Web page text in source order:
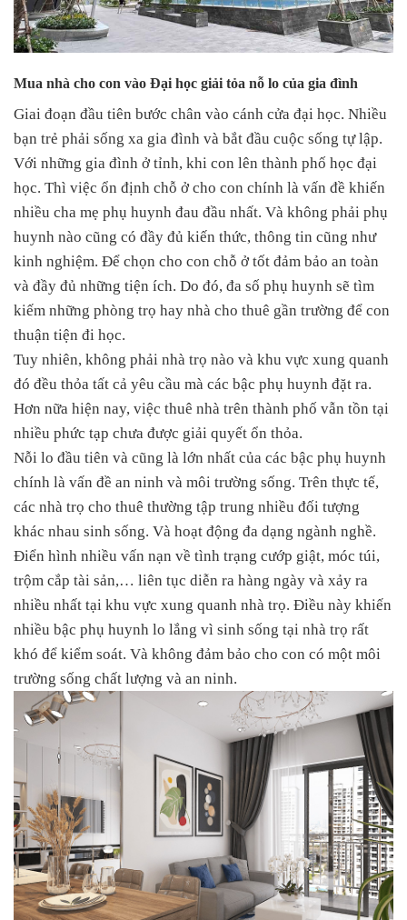
Mua nhà cho con vào Đại học giải tỏa nỗ lo của gia đình
Giai đoạn đầu tiên bước chân vào cánh cửa đại học. Nhiều
bạn trẻ phải sống xa gia đình và bắt đầu cuộc sống tự lập.
Với những gia đình ở tỉnh, khi con lên thành phố học đại
học. Thì việc ổn định chỗ ở cho con chính là vấn đề khiến
nhiều cha mẹ phụ huynh đau đầu nhất. Và không phải phụ
huynh nào cũng có đầy đủ kiến thức, thông tin cũng như
kinh nghiệm. Để chọn cho con chỗ ở tốt đảm bảo an toàn
và đầy đủ những tiện ích. Do đó, đa số phụ huynh sẽ tìm
kiếm những phòng trọ hay nhà cho thuê gần trường để con
thuận tiện đi học.
Tuy nhiên, không phải nhà trọ nào và khu vực xung quanh
đó đều thỏa tất cả yêu cầu mà các bậc phụ huynh đặt ra.
Hơn nữa hiện nay, việc thuê nhà trên thành phố vẫn tồn tại
nhiều phức tạp chưa được giải quyết ổn thỏa.
Nỗi lo đầu tiên và cũng là lớn nhất của các bậc phụ huynh
chính là vấn đề an ninh và môi trường sống. Trên thực tế,
các nhà trọ cho thuê thường tập trung nhiều đối tượng
khác nhau sinh sống. Và hoạt động đa dạng ngành nghề.
Điển hình nhiều vấn nạn về tình trạng cướp giật, móc túi,
trộm cắp tài sản,… liên tục diễn ra hàng ngày và xảy ra
nhiều nhất tại khu vực xung quanh nhà trọ. Điều này khiến
nhiều bậc phụ huynh lo lắng vì sinh sống tại nhà trọ rất
khó để kiểm soát. Và không đảm bảo cho con có một môi
trường sống chất lượng và an ninh.